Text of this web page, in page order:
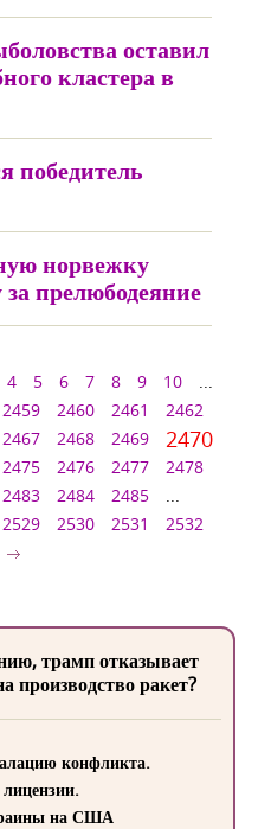
оставил
кластера в
победитель
норвежку
прелюбодеяние
4 5 6 7 8 9 10
...
2459 2460 2461
2462
2467 2468 2469 2470
2475 2476 2477
2478
2483 2484 2485
...
2529 2530 2531
2532
трамп отказывает
ракет?
конфликта.
на США